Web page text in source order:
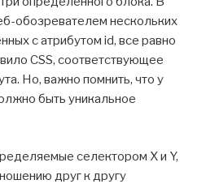
обозревателем нескольких
с атрибутом id, все равно
CSS, соответствующее
Но, важно помнить, что у
быть уникальное
селектором X и Y,
друг к другу